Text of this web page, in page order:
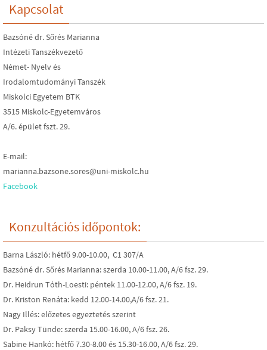
Kapcsolat
Bazsóné dr. Sőrés Marianna
Intézeti Tanszékvezető
Német- Nyelv és
Irodalomtudományi Tanszék
Miskolci Egyetem BTK
3515 Miskolc-Egyetemváros
A/6. épület fszt. 29.
E-mail:
marianna.bazsone.sores@uni-miskolc.hu
Facebook
Konzultációs időpontok:
Barna László: hétfő 9.00-10.00, C1 307/A
Bazsóné dr. Sőrés Marianna: szerda 10.00-11.00, A/6 fsz. 29.
Dr. Heidrun Tóth-Loesti: péntek 11.00-12.00, A/6 fsz. 19.
Dr. Kriston Renáta: kedd 12.00-14.00,A/6 fsz. 21.
Nagy Illés: előzetes egyeztetés szerint
Dr. Paksy Tünde: szerda 15.00-16.00, A/6 fsz. 26.
Sabine Hankó: hétfő 7.30-8.00 és 15.30-16.00, A/6 fsz. 29.